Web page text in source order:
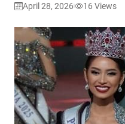
April 28, 2026 16 Views